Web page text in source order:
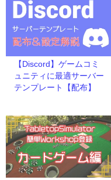
【Discord】ゲームコミ
ュニティに最適サーバー
テンプレート【配布】